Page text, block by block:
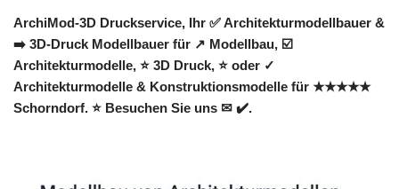
ArchiMod-3D Druckservice, Ihr ✅ Architekturmodellbauer &
➡️ 3D-Druck Modellbauer für ↗️ Modellbau, ☑️
Architekturmodelle, ⭐ 3D Druck, ⭐ oder ✓
Architekturmodelle & Konstruktionsmodelle für ★★★★★
Schorndorf. ⭐ Besuchen Sie uns ✉ ✔️.